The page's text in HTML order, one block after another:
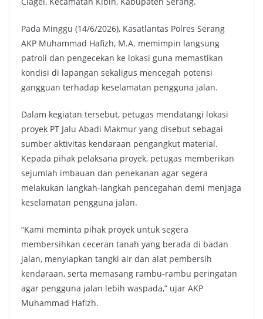
Pada Minggu (14/6/2026), Kasatlantas Polres Serang
AKP Muhammad Hafizh, M.A. memimpin langsung
patroli dan pengecekan ke lokasi guna memastikan
kondisi di lapangan sekaligus mencegah potensi
gangguan terhadap keselamatan pengguna jalan.
Dalam kegiatan tersebut, petugas mendatangi lokasi
proyek PT Jalu Abadi Makmur yang disebut sebagai
sumber aktivitas kendaraan pengangkut material.
Kepada pihak pelaksana proyek, petugas memberikan
sejumlah imbauan dan penekanan agar segera
melakukan langkah-langkah pencegahan demi menjaga
keselamatan pengguna jalan.
“Kami meminta pihak proyek untuk segera
membersihkan ceceran tanah yang berada di badan
jalan, menyiapkan tangki air dan alat pembersih
kendaraan, serta memasang rambu-rambu peringatan
agar pengguna jalan lebih waspada,” ujar AKP
Muhammad Hafizh.